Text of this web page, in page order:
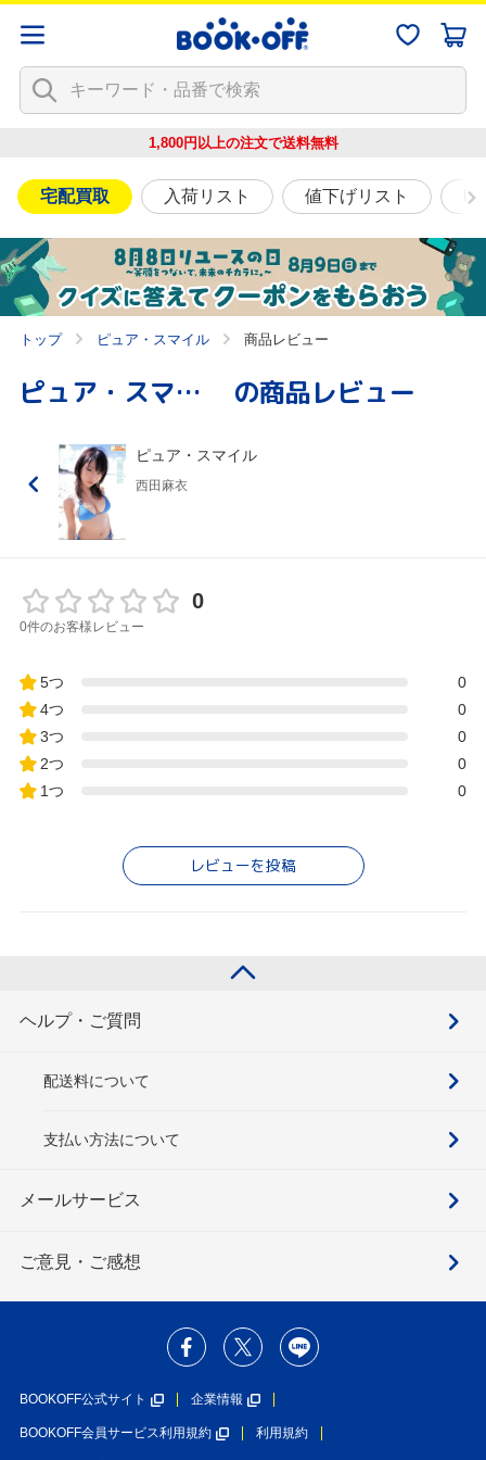
1,800円以上の注文で送料無料
宅配買取 入荷リスト 値下げリスト
トップ ピュア・スマイル 商品レビュー
ピュア・スマイル の商品レビュー
ピュア・スマイル
西田麻衣
0
0件のお客様レビュー
5つ
0
4つ
0
3つ
0
2つ
0
1つ
0
レビューを投稿
ヘルプ・ご質問
配送料について
支払い方法について
メールサービス
ご意見・ご感想
BOOKOFF公式サイト 企業情報
BOOKOFF会員サービス利用規約 利用規約